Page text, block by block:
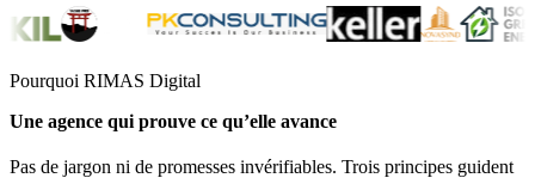
Pourquoi RIMAS Digital
Une agence qui prouve ce qu’elle avance
Pas de jargon ni de promesses invérifiables. Trois principes guident